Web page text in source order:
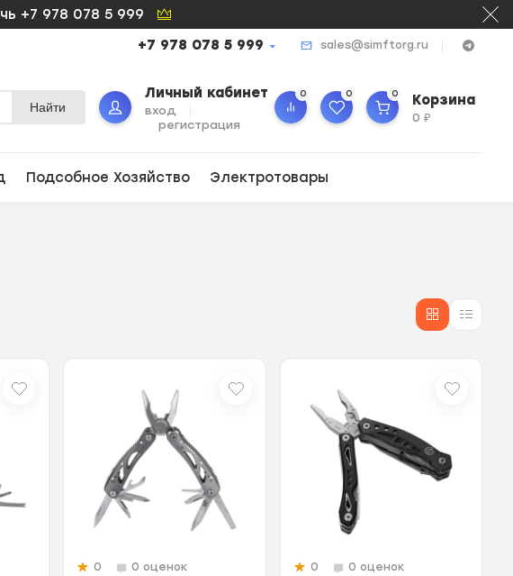
+7 978 078 5 999
+7 978 078 5 999 sales@simftorg.ru
Найти
Личный кабинет
вход
регистрация
0 0 0 Корзина
0₽
Подсобное Хозяйство Электротовары
0 0 оценок 0 0 оценок